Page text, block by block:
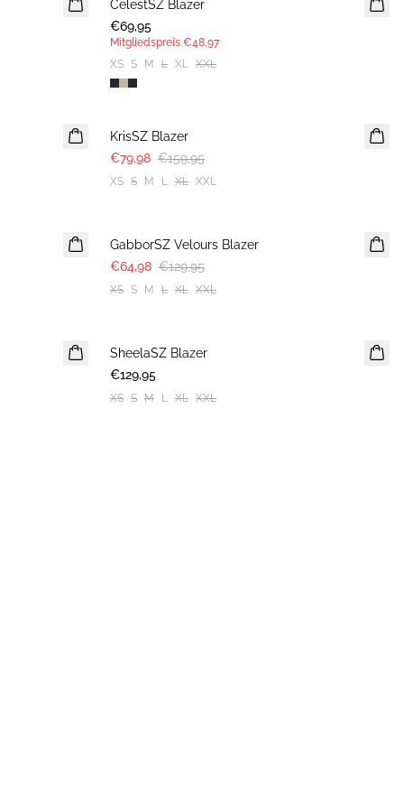
MITGLIEDERANGEBOT
CelestSZ Blazer
€69,95
Mitgliedspreis €48,97
XS S M L XL XXL
KrisSZ Blazer
€79,98 €159,95
XS S M L XL XXL
GabborSZ Velours Blazer
€64,98 €129,95
XS S M L XL XXL
NEUHEIT
SheelaSZ Blazer
€129,95
XS S M L XL XXL